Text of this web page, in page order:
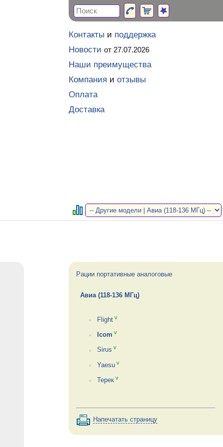
Рации портативные аналоговые
Авиа (118-136 МГц)
Flight v
Icom v
Sirus v
Yaesu v
Терек v
Напечатать страницу
Контакты и поддержка
Новости от 27.07.2026
Наши преимущества
Компания и отзывы
Оплата
Доставка